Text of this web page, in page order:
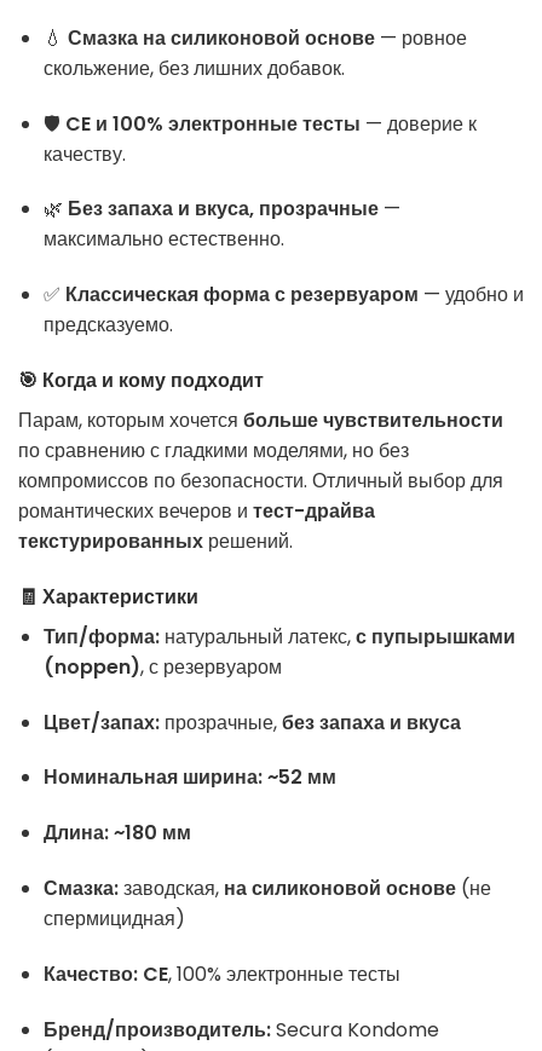
💧 Смазка на силиконовой основе— ровное
скольжение, без лишних добавок.
🛡️ CE и 100% электронные тесты — доверие к
качеству.
🌿 Без запаха и вкуса, прозрачные—
максимально естественно.
✅ Классическая форма с резервуаром — удобно и
предсказуемо.
🎯 Когда и кому подходит
Парам, которым хочется больше чувствительности
по сравнению с гладкими моделями, но без
компромиссов по безопасности. Отличный выбор для
романтических вечеров и тест-драйва
текстурированных решений.
🧾 Характеристики
Тип/форма:натуральный латекс,с пупырышками
(noppen), с резервуаром
Цвет/запах:прозрачные,без запаха и вкуса
Номинальная ширина:~52 мм
Длина:~180 мм
Смазка:заводская, на силиконовой основе(не
спермицидная)
Качество: CE, 100% электронные тесты
Бренд/производитель:Secura Kondome